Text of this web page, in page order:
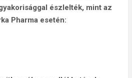
észlelték, mint az
Pharma esetén: